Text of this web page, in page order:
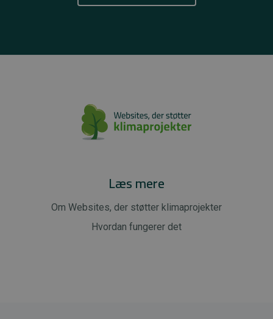
Læs mere
Om Websites, der støtter klimaprojekter
Hvordan fungerer det